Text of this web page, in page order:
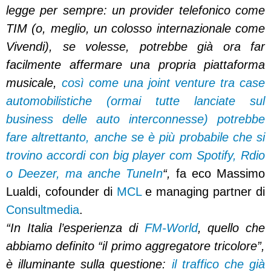
legge per sempre: un provider telefonico come
TIM (o, meglio, un colosso internazionale come
Vivendi), se volesse, potrebbe già ora far
facilmente affermare una propria piattaforma
musicale, così come una joint venture tra case
automobilistiche (ormai tutte lanciate sul
business delle auto interconnesse) potrebbe
fare altrettanto, anche se è più probabile che si
trovino accordi con big player com Spotify, Rdio
o Deezer, ma anche TuneIn“, fa eco Massimo
Lualdi, cofounder di MCLe managing partner di
Consultmedia.
“In Italia l’esperienza di FM-World, quello che
abbiamo definito “il primo aggregatore tricolore”,
è illuminante sulla questione: il traffico che già